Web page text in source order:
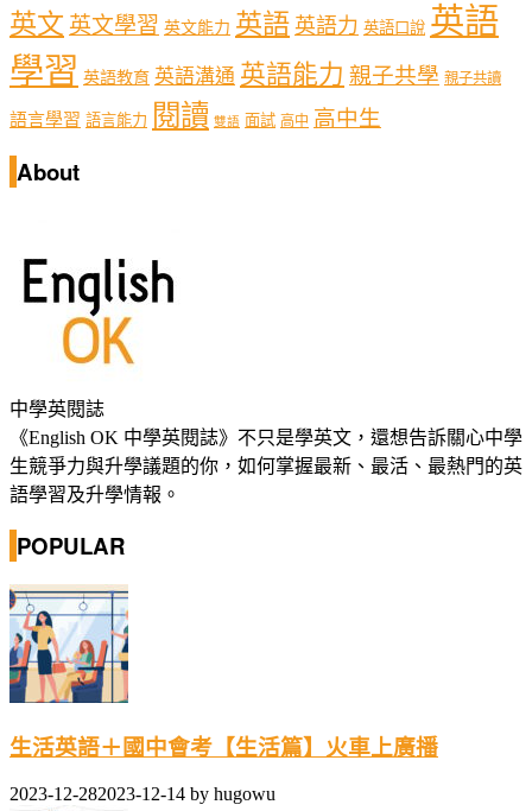
英文 英文學習 英文能力 英語 英語力 英語口說 英語
學習 英語教育 英語溝通 英語能力 親子共學 親子共讀
語言學習 語言能力 閱讀 雙語 面試 高中 高中生
About
中學英閱誌
《English OK 中學英閱誌》不只是學英文，還想告訴關心中學
生競爭力與升學議題的你，如何掌握最新、最活、最熱門的英
語學習及升學情報。
POPULAR
生活英語＋國中會考【生活篇】火車上廣播
2023-12-282023-12-14 by hugowu